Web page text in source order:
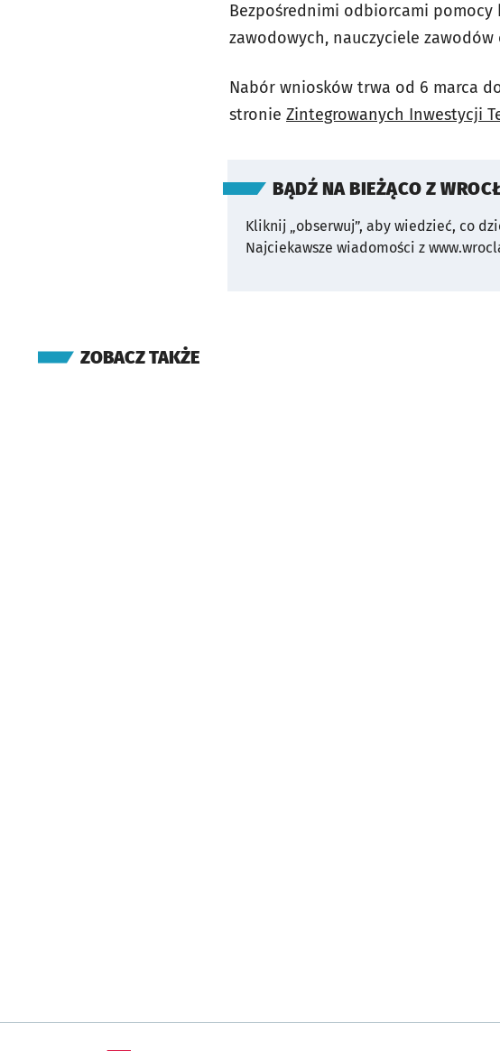
Bezpośrednimi odbiorcami pomocy
zawodowych, nauczyciele
Nabór wniosków trwa od 6 marca
stronie Zintegrowanych Inwestycji
BĄDŹ NA BIEŻĄCO Z
Kliknij „obserwuj”, aby wiedzieć, co
Najciekawsze wiadomości z
ZOBACZ TAKŻE